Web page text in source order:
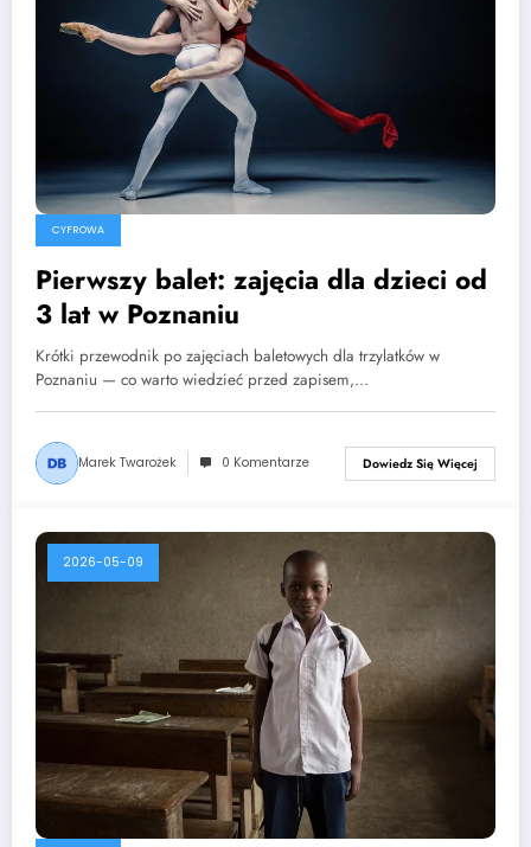
CYFROWA
Pierwszy balet: zajęcia dla dzieci od
3 lat w Poznaniu
Krótki przewodnik po zajęciach baletowych dla trzylatków w
Poznaniu — co warto wiedzieć przed zapisem,…
Marek Twarożek 0 Komentarze Dowiedz Się Więcej
2026-05-09